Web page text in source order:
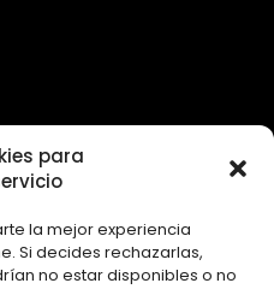
para
la mejor experiencia
Si decides rechazarlas,
no estar disponibles o no